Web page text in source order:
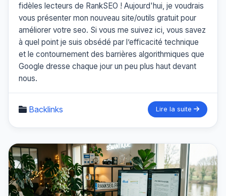
fidèles lecteurs de RankSEO ! Aujourd'hui, je voudrais
vous présenter mon nouveau site/outils gratuit pour
améliorer votre seo. Si vous me suivez ici, vous savez
à quel point je suis obsédé par l’efficacité technique
et le contournement des barrières algorithmiques que
Google dresse chaque jour un peu plus haut devant
nous.
Backlinks Lire la suite